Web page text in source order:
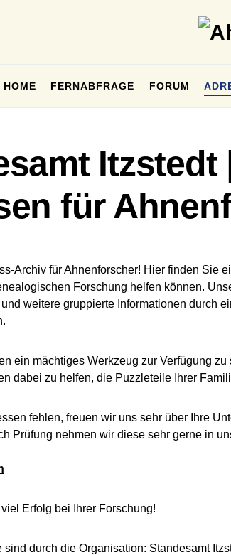
HOME FERNABFRAGE FORUM
Itzstedt
für
Archiv für Ahnenforscher! Hier finden Sie
Forschung helfen können.
weitere gruppierte Informationen durch
ein mächtiges Werkzeug zur Verfügung
dabei zu helfen, die Puzzleteile Ihrer
fehlen, freuen wir uns sehr über Ihre
Prüfung nehmen wir diese sehr gerne in
Erfolg bei Ihrer Forschung!
sind durch die Organisation: Standesamt